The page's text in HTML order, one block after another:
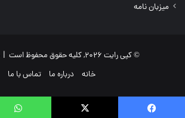
میزبان نامه
© کپی رایت 2026, کلیه حقوق محفوظ است |
خانه
درباره ما تماس با ما